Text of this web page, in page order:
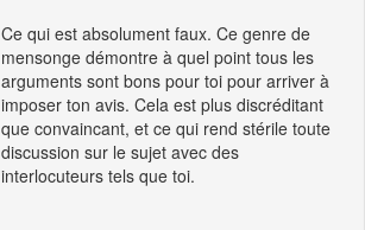
Ce qui est absolument faux. Ce genre de
mensonge démontre à quel point tous les
arguments sont bons pour toi pour arriver à
imposer ton avis. Cela est plus discréditant
que convaincant, et ce qui rend stérile toute
discussion sur le sujet avec des
interlocuteurs tels que toi.